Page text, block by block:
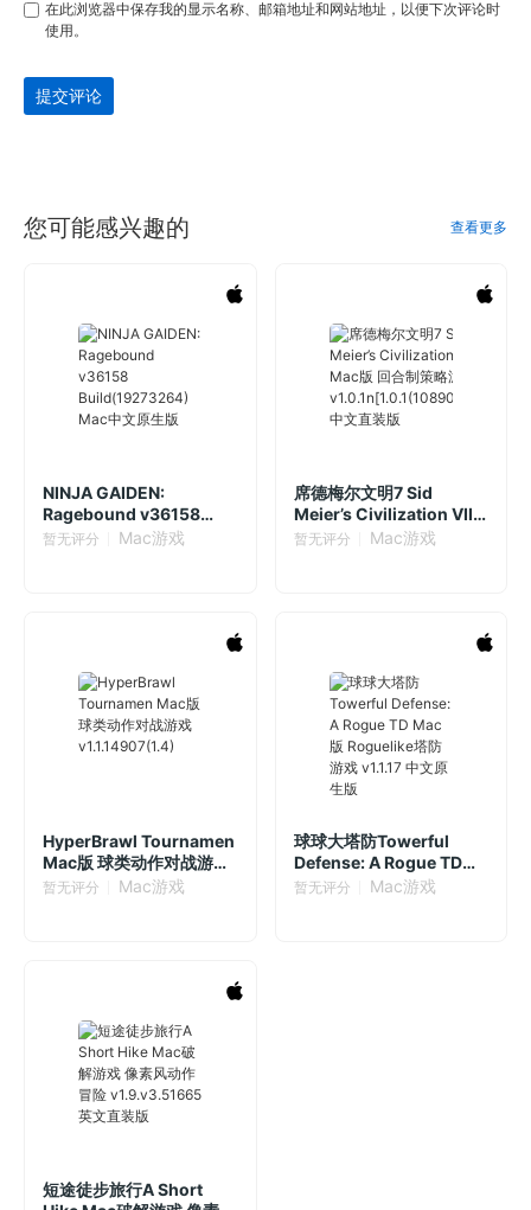
在此浏览器中保存我的显示名称、邮箱地址和网站地址，以便下次评论时
使用。
提交评论
您可能感兴趣的 查看更多
NINJA GAIDEN:
Ragebound v36158
Build(19273264) Mac中
暂无评分 Mac游戏
席德梅尔文明7 Sid
Meier’s Civilization VII
Mac版 回合制策略游戏
暂无评分 Mac游戏
HyperBrawl Tournamen
Mac版 球类动作对战游戏
v1.1.14907(1.4)
暂无评分 Mac游戏
球球大塔防Towerful
Defense: A Rogue TD
Mac版 Roguelike塔防游
暂无评分 Mac游戏
短途徒步旅行A Short